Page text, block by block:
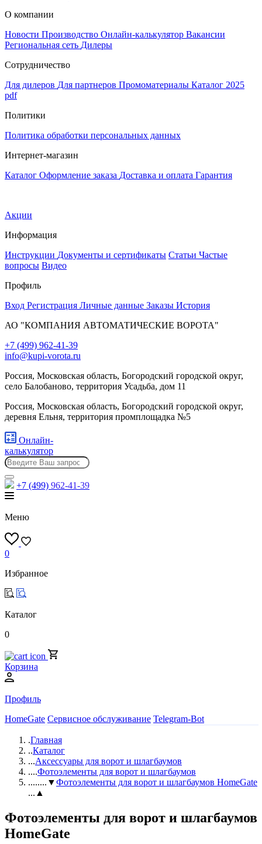
О компании
Новости Производство Онлайн-калькулятор Вакансии
Региональная сеть Дилеры
Сотрудничество
Для дилеров Для партнеров Промоматериалы Каталог 2025
pdf
Политики
Политика обработки персональных данных
Интернет-магазин
Каталог Оформление заказа Доставка и оплата Гарантия
Акции
Информация
Инструкции Документы и сертификаты Статьи Частые
вопросы Видео
Профиль
Вход Регистрация Личные данные Заказы История
АО "КОМПАНИЯ АВТОМАТИЧЕСКИЕ ВОРОТА"
+7 (499) 962-41-39
info@kupi-vorota.ru
Россия, Московская область, Богородский городской округ,
село Балобаново, территория Усадьба, дом 11
Россия, Московская область, Богородский городской округ,
деревня Ельня, территория промплощадка №5
Онлайн-
калькулятор
+7 (499) 962-41-39
Меню
0
Избранное
Каталог
0
Корзина
Профиль
HomeGate Сервисное обслуживание Telegram-Bot
.Главная
..Каталог
...Аксессуары для ворот и шлагбаумов
....Фотоэлементы для ворот и шлагбаумов
........▼Фотоэлементы для ворот и шлагбаумов HomeGate
...▲
Фотоэлементы для ворот и шлагбаумов
HomeGate